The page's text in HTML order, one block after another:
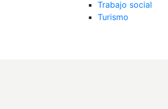
Trabajo social
Turismo